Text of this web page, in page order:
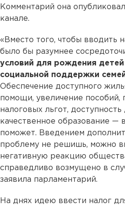
Комментарий она
канале.
«Вместо того, чтобы вводить
было бы разумнее
условий для рождения
социальной поддержки
Обеспечение доступного
помощи, увеличение пособий,
налоговых льгот, доступность
качественное образование —
поможет. Введением
проблему не решишь, можно
негативную реакцию
справедливо возмущено в
заявила парламентарий.
На днях идею ввести налог